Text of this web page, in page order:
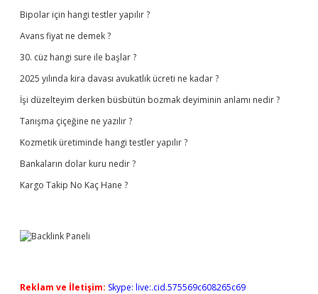
Bipolar için hangi testler yapılır ?
Avans fiyat ne demek ?
30. cüz hangi sure ile başlar ?
2025 yılında kira davası avukatlık ücreti ne kadar ?
İşi düzelteyim derken büsbütün bozmak deyiminin anlamı nedir ?
Tanışma çiçeğine ne yazılır ?
Kozmetik üretiminde hangi testler yapılır ?
Bankaların dolar kuru nedir ?
Kargo Takip No Kaç Hane ?
Reklam ve İletişim: Skype: live:.cid.575569c608265c69